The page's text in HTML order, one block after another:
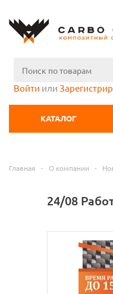
Войти или
МЕНЮКАТАЛОГ
Главная - О компании -
24/08